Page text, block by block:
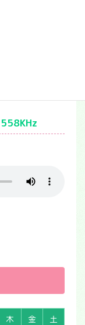
木 金 土